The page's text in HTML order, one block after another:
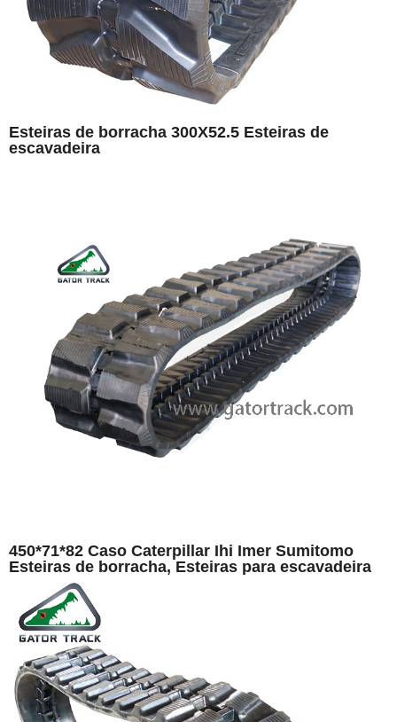
Esteiras de borracha 300X52.5 Esteiras de
escavadeira
450*71*82 Caso Caterpillar Ihi Imer Sumitomo
Esteiras de borracha, Esteiras para escavadeira